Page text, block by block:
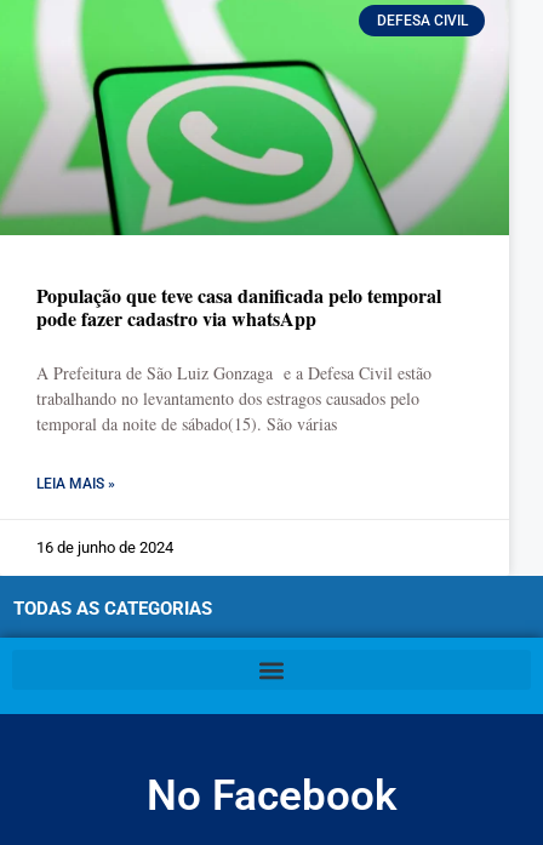
DEFESA CIVIL
População que teve casa danificada pelo temporal
pode fazer cadastro via whatsApp
A Prefeitura de São Luiz Gonzaga e a Defesa Civil estão
trabalhando no levantamento dos estragos causados pelo
temporal da noite de sábado(15). São várias
LEIA MAIS »
16 de junho de 2024
TODAS AS CATEGORIAS
No Facebook